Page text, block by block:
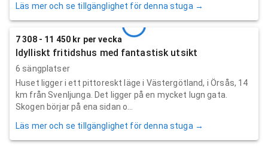
Läs mer och se tillgänglighet för denna stuga →
7 308 - 11 450 kr per vecka
Idylliskt fritidshus med fantastisk utsikt
6 sängplatser
Huset ligger i ett pittoreskt läge i Västergötland, i Örsås, 14
km från Svenljunga. Det ligger på en mycket lugn gata.
Skogen börjar på ena sidan o...
Läs mer och se tillgänglighet för denna stuga →